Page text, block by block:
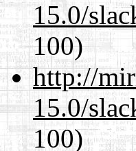
15.0/
100)
http://
15.0/
100)